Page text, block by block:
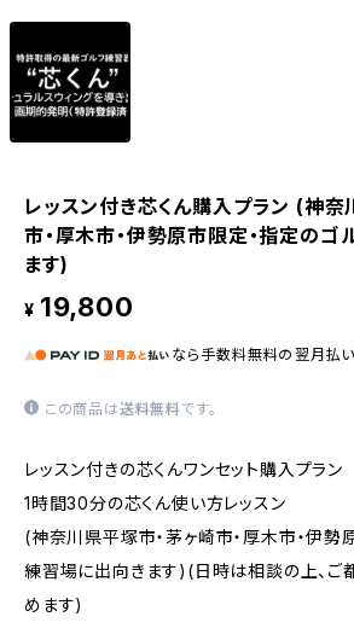
レッスン付き芯くん購入プラン (神奈
市・厚木市・伊勢原市限定・指定のゴ
ます)
¥ 19,800
なら 手数料無料の 翌月払
この商品は送料無料です。
レッスン付きの芯くんワンセット購入プラン
1時間30分の芯くん使い方レッスン
(神奈川県平塚市・茅ヶ崎市・厚木市・伊勢
練習場に出向きます)(日時は相談の上、ご
めます)